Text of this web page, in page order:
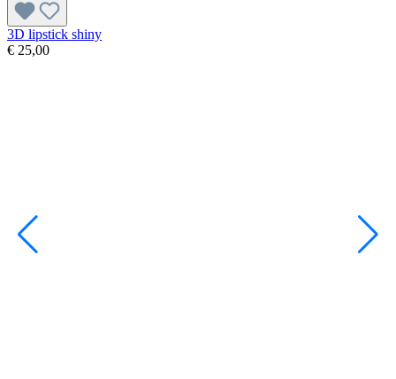
3D lipstick shiny
€ 25,00